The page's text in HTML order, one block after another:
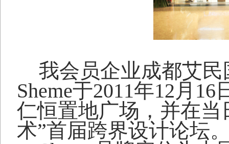
我会员企业成都艾
Sheme于2011年12月 16
仁恒置地广场，并在当
术”首届跨界设计论坛